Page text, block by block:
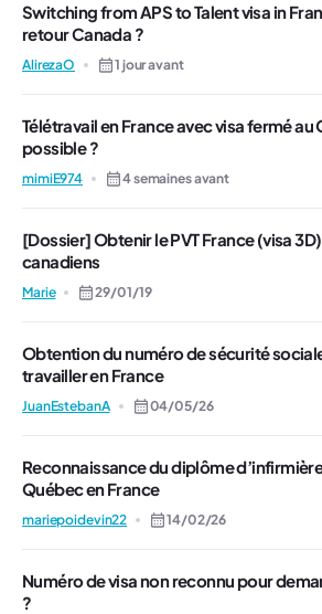
Switching from APS to Talent visa in
retour Canada ?
AlirezaO 1 jour avant
Télétravail en France avec visa fermé
possible ?
mimiE974 4 semaines avant
[Dossier] Obtenir le PVT France (visa
canadiens
Marie 29/01/19
Obtention du numéro de sécurité
travailler en France
JuanEstebanA 04/05/26
Reconnaissance du diplôme
Québec en France
mariepoidevin22 14/02/26
Numéro de visa non reconnu pour
?